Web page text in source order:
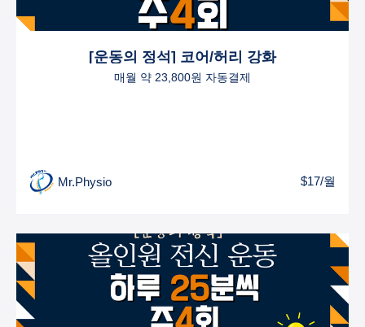
[운동의 정석] 코어/허리 강화
매월 약 23,800원 자동결제
Mr.Physio $17/월